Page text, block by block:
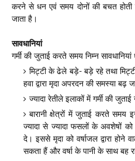
करने से धन एवं समय दोनों की बचत
जाता है।
सावधानियां
गर्मी की जुताई करते समय निम्न
मिट्टी के ढेले बड़े- बड़े रहे तथा
हवा द्वारा मृदा अपरदन की समस्या बढ़
ज्यादा रेतीले इलाकों में गर्मी की
बारानी क्षेत्रों में जुताई करते
ज्यादा से ज्यादा फसलों के अवशेषों
दे। इससे मृदा को वर्षाजल द्वारा
सकता हैं और वर्षा के पानी के साथ बह